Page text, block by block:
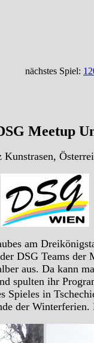
nächstes Spiel:
Meetup
am
DSG Teams
aus. Da kann
spulten ihr
in
der